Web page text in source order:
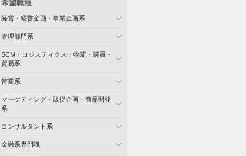
希望職種
経営・経営企画・事業企画系
管理部門系
SCM・ロジスティクス・物流・購買・
貿易系
営業系
マーケティング・販促企画・商品開発
系
コンサルタント系
金融系専門職